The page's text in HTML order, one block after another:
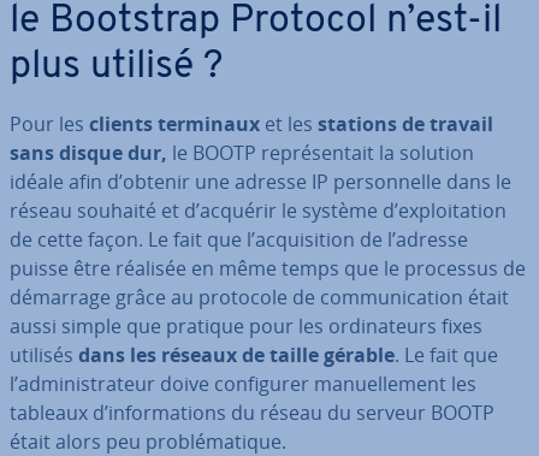
le Bootstrap Protocol n’est-il
plus utilisé ?
Pour les clients terminaux et les stations de travail
sans disque dur, le BOOTP re­pré­sen­tait la solution
idéale afin d’obtenir une adresse IP per­son­nelle dans le
réseau souhaité et d’acquérir le système d’ex­ploi­ta­tion
de cette façon. Le fait que l’ac­qui­si­tion de l’adresse
puisse être réalisée en même temps que le processus de
démarrage grâce au protocole de com­mu­ni­ca­tion était
aussi simple que pratique pour les or­di­na­teurs fixes
utilisés dans les réseaux de taille gérable. Le fait que
l’ad­mi­nis­tra­teur doive con­fi­gu­rer ma­nuel­le­ment les
tableaux d’in­for­ma­tions du réseau du serveur BOOTP
était alors peu pro­blé­ma­tique.